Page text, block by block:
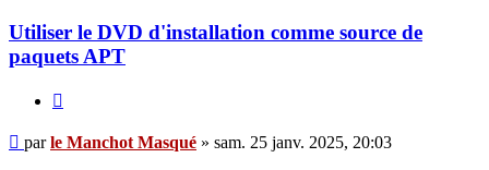
Utiliser le DVD d'installation comme source de
paquets APT
Message
parle Manchot Masqué » sam. 25 janv. 2025, 20:03